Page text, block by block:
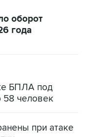
года
БПЛА под
при атаке